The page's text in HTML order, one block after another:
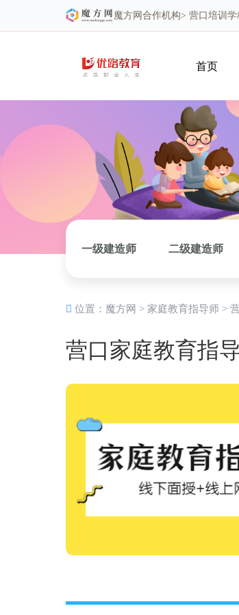
魔方网 合作机构> 营口培训学
首页
一级建造师 二级建造师
位置： 魔方网 > 家庭教育指导师 >
营口家庭教育指